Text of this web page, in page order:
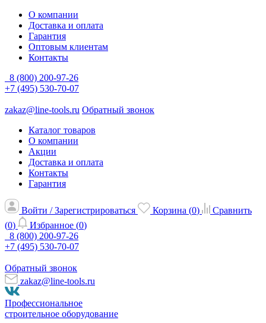
О компании
Доставка и оплата
Гарантия
Оптовым клиентам
Контакты
8 (800) 200-97-26
+7 (495) 530-70-07
zakaz@line-tools.ru Обратный звонок
Каталог товаров
О компании
Акции
Доставка и оплата
Контакты
Гарантия
Войти / Зарегистрироваться Корзина (0)
Сравнить
(0) Избранное (0)
8 (800) 200-97-26
+7 (495) 530-70-07
Обратный звонок
zakaz@line-tools.ru
Профессиональное
строительное оборудование